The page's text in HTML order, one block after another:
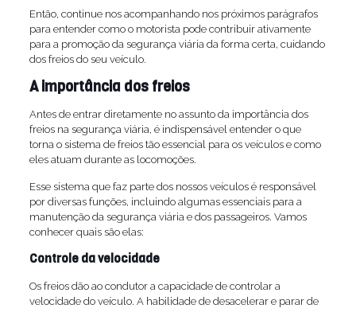
Então, continue nos acompanhando nos próximos parágrafos
para entender como o motorista pode contribuir ativamente
para a promoção da segurança viária da forma certa, cuidando
dos freios do seu veículo.
A importância dos freios
Antes de entrar diretamente no assunto da importância dos
freios na segurança viária, é indispensável entender o que
torna o sistema de freios tão essencial para os veículos e como
eles atuam durante as locomoções.
Esse sistema que faz parte dos nossos veículos é responsável
por diversas funções, incluindo algumas essenciais para a
manutenção da segurança viária e dos passageiros. Vamos
conhecer quais são elas:
Controle da velocidade
Os freios dão ao condutor a capacidade de controlar a
velocidade do veículo. A habilidade de desacelerar e parar de